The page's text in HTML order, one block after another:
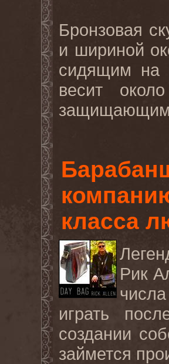
Бронзовая
и шириной
сидящим на
весит
защищающим
класса
Рик
играть
создании
займется